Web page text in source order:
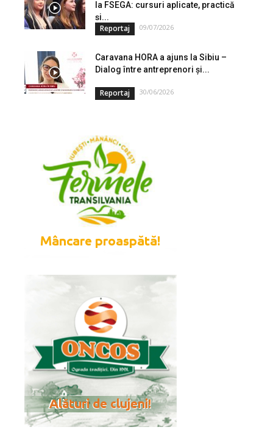
la FSEGA: cursuri aplicate, practică
și...
Reportaj 09/07/2026
Caravana HORA a ajuns la Sibiu –
Dialog între antreprenori și...
Reportaj 30/06/2026